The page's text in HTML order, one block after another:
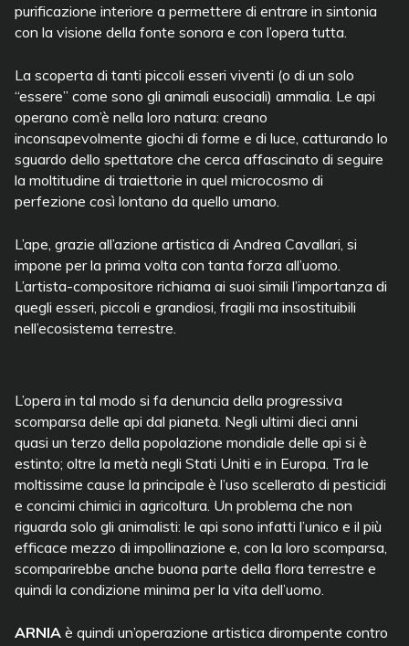
purificazione interiore a permettere di entrare in sintonia
con la visione della fonte sonora e con l’opera tutta.
La scoperta di tanti piccoli esseri viventi (o di un solo
“essere” come sono gli animali eusociali) ammalia. Le api
operano com’è nella loro natura: creano
inconsapevolmente giochi di forme e di luce, catturando lo
sguardo dello spettatore che cerca affascinato di seguire
la moltitudine di traiettorie in quel microcosmo di
perfezione così lontano da quello umano.
L’ape, grazie all’azione artistica di Andrea Cavallari, si
impone per la prima volta con tanta forza all’uomo.
L’artista-compositore richiama ai suoi simili l’importanza di
quegli esseri, piccoli e grandiosi, fragili ma insostituibili
nell’ecosistema terrestre.
L’opera in tal modo si fa denuncia della progressiva
scomparsa delle api dal pianeta. Negli ultimi dieci anni
quasi un terzo della popolazione mondiale delle api si è
estinto; oltre la metà negli Stati Uniti e in Europa. Tra le
moltissime cause la principale è l’uso scellerato di pesticidi
e concimi chimici in agricoltura. Un problema che non
riguarda solo gli animalisti: le api sono infatti l’unico e il più
efficace mezzo di impollinazione e, con la loro scomparsa,
scomparirebbe anche buona parte della flora terrestre e
quindi la condizione minima per la vita dell’uomo.
ARNIA è quindi un’operazione artistica dirompente contro